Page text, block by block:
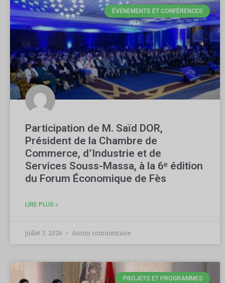
ÉVÉNEMENTS ET CONFÉRENCES
Participation de M. Saïd DOR,
Président de la Chambre de
Commerce, d’Industrie et de
Services Souss-Massa, à la 6ᵉ édition
du Forum Économique de Fès
LIRE PLUS »
juillet 3, 2026 Aucun commentaire
PROJETS ET PROGRAMMES